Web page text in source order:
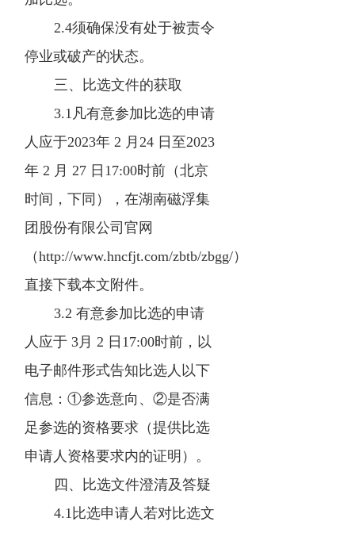
2.4须确保没有处于被责令
停业或破产的状态。
三、比选文件的获取
3.1凡有意参加比选的申请
人应于2023年 2 月24 日至2023
年 2 月 27 日17:00时前（北京
时间，下同），在湖南磁浮集
团股份有限公司官网
（http://www.hncfjt.com/zbtb/zbgg/）
直接下载本文附件。
3.2 有意参加比选的申请
人应于 3月 2 日17:00时前，以
电子邮件形式告知比选人以下
信息：①参选意向、②是否满
足参选的资格要求（提供比选
申请人资格要求内的证明）。
四、比选文件澄清及答疑
4.1比选申请人若对比选文